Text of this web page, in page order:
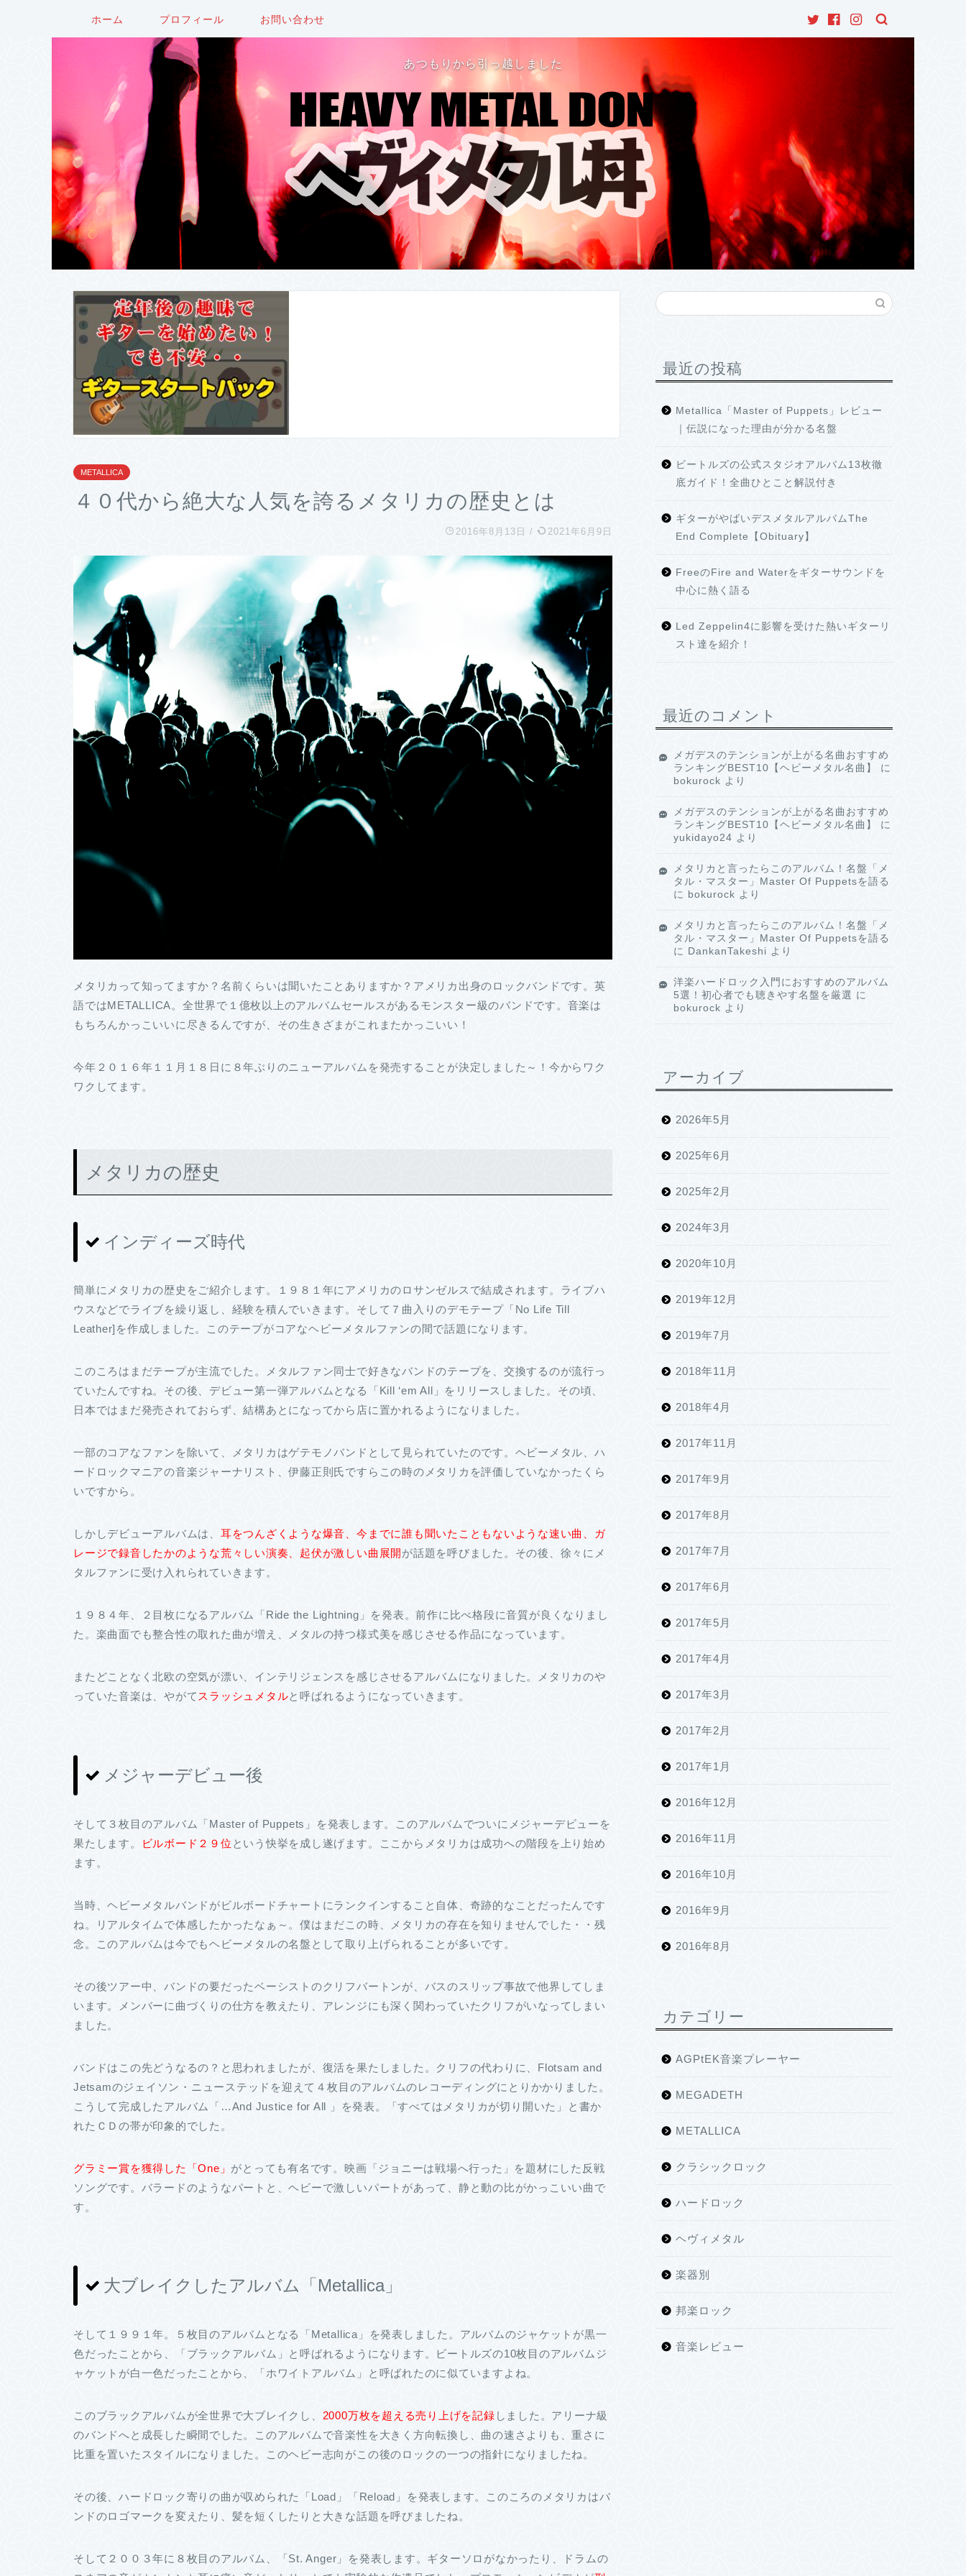
ホーム プロフィール お問い合わせ
あつもりから引っ越しました
METALLICA
４０代から絶大な人気を誇るメタリカの歴史とは
2016年8月13日 / 2021年6月9日
メタリカって知ってますか？名前くらいは聞いたことありますか？アメリカ出身のロックバンドです。英
語ではMETALLICA。全世界で１億枚以上のアルバムセールスがあるモンスター級のバンドです。音楽は
もちろんかっこいいに尽きるんですが、その生きざまがこれまたかっこいい！
今年２０１６年１１月１８日に８年ぶりのニューアルバムを発売することが決定しました～！今からワク
ワクしてます。
メタリカの歴史
インディーズ時代
簡単にメタリカの歴史をご紹介します。１９８１年にアメリカのロサンゼルスで結成されます。ライブハ
ウスなどでライブを繰り返し、経験を積んでいきます。そして７曲入りのデモテープ「No Life Till
Leather]を作成しました。このテープがコアなヘビーメタルファンの間で話題になります。
このころはまだテープが主流でした。メタルファン同士で好きなバンドのテープを、交換するのが流行っ
ていたんですね。その後、デビュー第一弾アルバムとなる「Kill ‘em All」をリリースしました。その頃、
日本ではまだ発売されておらず、結構あとになってから店に置かれるようになりました。
一部のコアなファンを除いて、メタリカはゲテモノバンドとして見られていたのです。ヘビーメタル、ハ
ードロックマニアの音楽ジャーナリスト、伊藤正則氏ですらこの時のメタリカを評価していなかったくら
いですから。
しかしデビューアルバムは、 耳をつんざくような爆音、今までに誰も聞いたこともないような速い曲、ガ
レージで録音したかのような荒々しい演奏、起伏が激しい曲展開が話題を呼びました。その後、徐々にメ
タルファンに受け入れられていきます。
１９８４年、２目枚になるアルバム「Ride the Lightning」を発表。前作に比べ格段に音質が良くなりまし
た。楽曲面でも整合性の取れた曲が増え、メタルの持つ様式美を感じさせる作品になっています。
またどことなく北欧の空気が漂い、インテリジェンスを感じさせるアルバムになりました。メタリカのや
っていた音楽は、やがて スラッシュメタルと呼ばれるようになっていきます。
メジャーデビュー後
そして３枚目のアルバム「Master of Puppets」を発表します。このアルバムでついにメジャーデビューを
果たします。
ビルボード２９位 という快挙を成し遂げます。ここからメタリカは成功への階段を上り始め
ます。
当時、ヘビーメタルバンドがビルボードチャートにランクインすること自体、奇跡的なことだったんです
ね。リアルタイムで体感したかったなぁ～。僕はまだこの時、メタリカの存在を知りませんでした・・残
念。このアルバムは今でもヘビーメタルの名盤として取り上げられることが多いです。
その後ツアー中、バンドの要だったベーシストのクリフバートンが、バスのスリップ事故で他界してしま
います。メンバーに曲づくりの仕方を教えたり、アレンジにも深く関わっていたクリフがいなってしまい
ました。
バンドはこの先どうなるの？と思われましたが、復活を果たしました。クリフの代わりに、Flotsam and
Jetsamのジェイソン・ニューステッドを迎えて４枚目のアルバムのレコーディングにとりかかりました。
こうして完成したアルバム「…And Justice for All 」を発表。「すべてはメタリカが切り開いた」と書か
れたＣＤの帯が印象的でした。
グラミー賞を獲得した「One」 がとっても有名です。映画「ジョニーは戦場へ行った」を題材にした反戦
ソングです。バラードのようなパートと、ヘビーで激しいパートがあって、静と動の比がかっこいい曲で
す。
大ブレイクしたアルバム「Metallica」
そして１９９１年。５枚目のアルバムとなる「Metallica」を発表しました。アルバムのジャケットが黒一
色だったことから、「ブラックアルバム」と呼ばれるようになります。ビートルズの10枚目のアルバムジ
ャケットが白一色だったことから、「ホワイトアルバム」と呼ばれたのに似ていますよね。
このブラックアルバムが全世界で大ブレイクし、 2000万枚を超える売り上げを記録 しました。アリーナ級
のバンドへと成長した瞬間でした。このアルバムで音楽性を大きく方向転換し、曲の速さよりも、重さに
比重を置いたスタイルになりました。このヘビー志向がこの後のロックの一つの指針になりましたね。
その後、ハードロック寄りの曲が収められた「Load」「Reload」を発表します。このころのメタリカはバ
ンドのロゴマークを変えたり、髪を短くしたりと大きな話題を呼びましたね。
そして２００３年に８枚目のアルバム、「St. Anger」を発表します。ギターソロがなかったり、ドラムの
最近の投稿
Metallica「Master of Puppets」レビュー
｜伝説になった理由が分かる名盤
ビートルズの公式スタジオアルバム13枚徹
底ガイド！全曲ひとこと解説付き
ギターがやばいデスメタルアルバムThe
End Complete【Obituary】
FreeのFire and Waterをギターサウンドを
中心に熱く語る
Led Zeppelin4に影響を受けた熱いギターリ
スト達を紹介！
最近のコメント
メガデスのテンションが上がる名曲おすすめ
ランキングBEST10【ヘビーメタル名曲】
に
bokurock より
メガデスのテンションが上がる名曲おすすめ
ランキングBEST10【ヘビーメタル名曲】
に
yukidayo24 より
メタリカと言ったらこのアルバム！名盤「メ
タル・マスター」Master Of Puppetsを語る
に bokurock より
メタリカと言ったらこのアルバム！名盤「メ
タル・マスター」Master Of Puppetsを語る
に DankanTakeshi より
洋楽ハードロック入門におすすめのアルバム
5選！初心者でも聴きやす名盤を厳選 に
bokurock より
アーカイブ
2026年5月
2025年6月
2025年2月
2024年3月
2020年10月
2019年12月
2019年7月
2018年11月
2018年4月
2017年11月
2017年9月
2017年8月
2017年7月
2017年6月
2017年5月
2017年4月
2017年3月
2017年2月
2017年1月
2016年12月
2016年11月
2016年10月
2016年9月
2016年8月
カテゴリー
AGPtEK音楽プレーヤー
MEGADETH
METALLICA
クラシックロック
ハードロック
ヘヴィメタル
楽器別
邦楽ロック
音楽レビュー